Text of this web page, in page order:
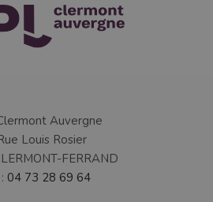
Auvergne
Louis Rosier
FERRAND
04 73 28 69 64